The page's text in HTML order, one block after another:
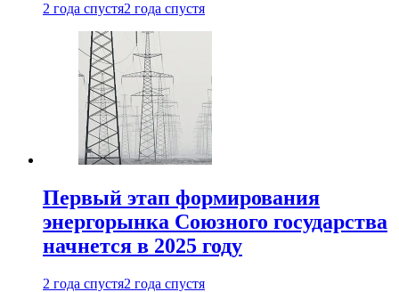
2 года спустя2 года спустя
Первый этап формирования
энергорынка Союзного государства
начнется в 2025 году
2 года спустя2 года спустя